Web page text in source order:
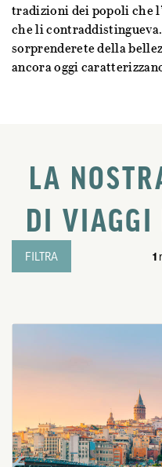
tradizioni dei popoli che
che li
sorprenderete della
ancora oggi
LA
DI VIAGGI
FILTRA 1